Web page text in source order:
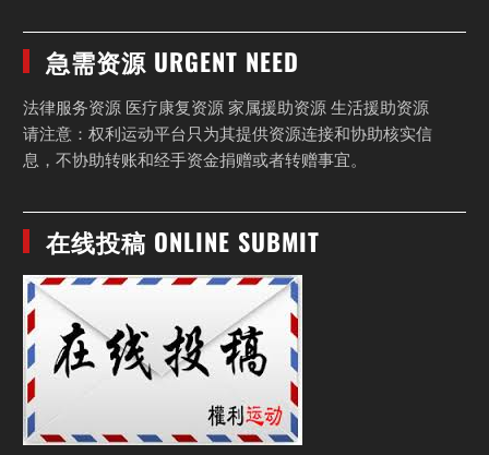
急需资源 URGENT NEED
法律服务资源 医疗康复资源 家属援助资源 生活援助资源
请注意：权利运动平台只为其提供资源连接和协助核实信
息，不协助转账和经手资金捐赠或者转赠事宜。
在线投稿 ONLINE SUBMIT